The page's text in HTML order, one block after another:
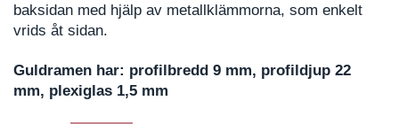
baksidan med hjälp av metallklämmorna, som enkelt
vrids åt sidan.
Guldramen har: profilbredd 9 mm, profildjup 22
mm, plexiglas 1,5 mm